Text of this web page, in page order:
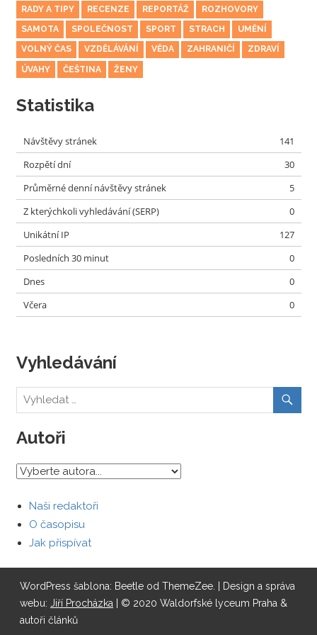
RADY A TIPY RECENZE REPORTÁŽ ROZHOVORY
SAMOTA SPOLEČNOST SPORT STRACH UMĚNÍ
VOLNÝ ČAS VZDĚLÁVÁNÍ VĚDA ZAHRANIČÍ ZDRAVÍ
ÚVAHY ČEŠTINA ŽENY
Statistika
Návštěvy stránek
141
Rozpětí dní
30
Průměrné denní návštěvy stránek
5
Z kterýchkoli vyhledávání (SERP)
0
Unikátní IP
127
Posledních 30 minut
0
Dnes
0
Včera
0
Vyhledávání
Autoři
Naši redaktoři
O časopisu
Jak přispívat
WordPress šablona: Beetle od ThemeZee.
| Design a správa
webu: Jiří Procházka | © 2020 Waldorfské lyceum Praha &
autoři článků